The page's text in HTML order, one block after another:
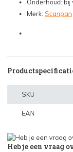
Onderhoud:
Merk: Scanpan
SKU
EAN
Heb je een vraag